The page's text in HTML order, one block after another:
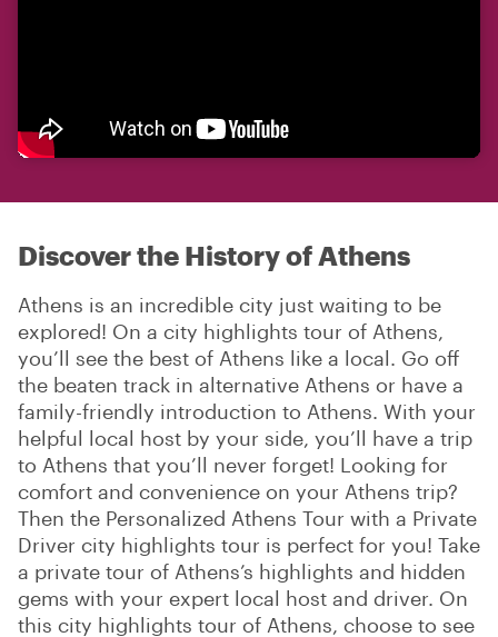
Discover the History of Athens
Athens is an incredible city just waiting to be
explored! On a city highlights tour of Athens,
you’ll see the best of Athens like a local. Go off
the beaten track in alternative Athens or have a
family-friendly introduction to Athens. With your
helpful local host by your side, you’ll have a trip
to Athens that you’ll never forget! Looking for
comfort and convenience on your Athens trip?
Then the Personalized Athens Tour with a Private
Driver city highlights tour is perfect for you! Take
a private tour of Athens’s highlights and hidden
gems with your expert local host and driver. On
this city highlights tour of Athens, choose to see